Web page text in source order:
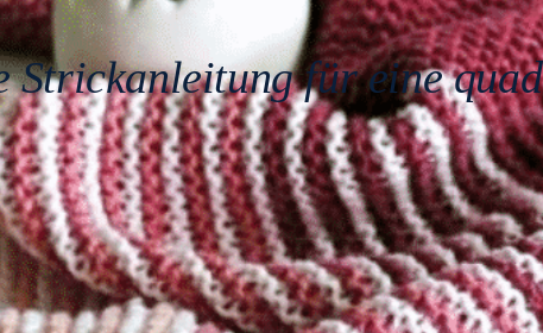
Strickanleitung für eine